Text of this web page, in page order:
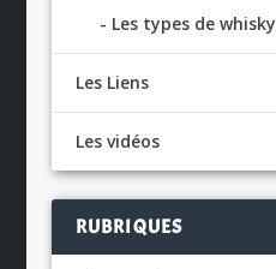
Les types de whisky
Les Liens
Les vidéos
RUBRIQUES